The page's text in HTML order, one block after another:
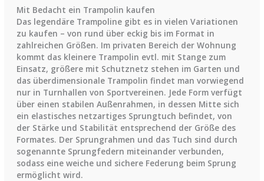
Mit Bedacht ein Trampolin kaufen
Das legendäre Trampoline gibt es in vielen Variationen
zu kaufen – von rund über eckig bis im Format in
zahlreichen Größen. Im privaten Bereich der Wohnung
kommt das kleinere Trampolin evtl. mit Stange zum
Einsatz, größere mit Schutznetz stehen im Garten und
das überdimensionale Trampolin findet man vorwiegend
nur in Turnhallen von Sportvereinen. Jede Form verfügt
über einen stabilen Außenrahmen, in dessen Mitte sich
ein elastisches netzartiges Sprungtuch befindet, von
der Stärke und Stabilität entsprechend der Größe des
Formates. Der Sprungrahmen und das Tuch sind durch
sogenannte Sprungfedern miteinander verbunden,
sodass eine weiche und sichere Federung beim Sprung
ermöglicht wird.